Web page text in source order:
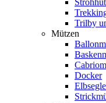
Trilby
Mützen
Docker